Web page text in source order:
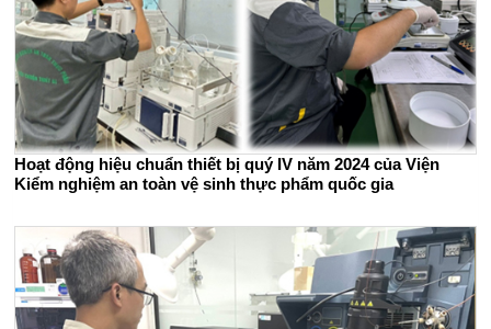
Hoạt động hiệu chuẩn thiết bị quý IV năm 2024 của Viện
Kiểm nghiệm an toàn vệ sinh thực phẩm quốc gia